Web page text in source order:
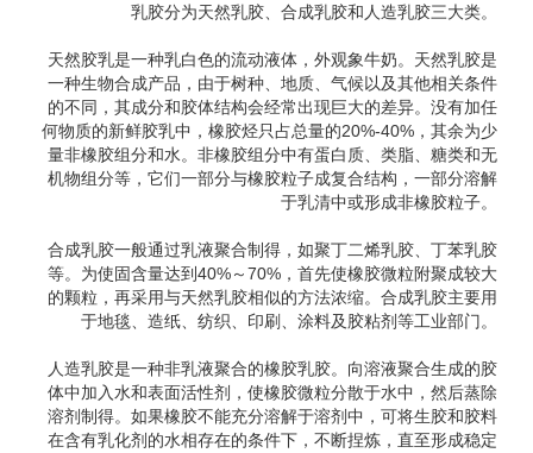
乳胶分为天然乳胶、合成乳胶和人造乳胶三大类。
天然胶乳是一种乳白色的流动液体，外观象牛奶。天然乳胶是
一种生物合成产品，由于树种、地质、气候以及其他相关条件
的不同，其成分和胶体结构会经常出现巨大的差异。没有加任
何物质的新鲜胶乳中，橡胶烃只占总量的20%-40%，其余为少
量非橡胶组分和水。非橡胶组分中有蛋白质、类脂、糖类和无
机物组分等，它们一部分与橡胶粒子成复合结构，一部分溶解
于乳清中或形成非橡胶粒子。
合成乳胶一般通过乳液聚合制得，如聚丁二烯乳胶、丁苯乳胶
等。为使固含量达到40%～70%，首先使橡胶微粒附聚成较大
的颗粒，再采用与天然乳胶相似的方法浓缩。合成乳胶主要用
于地毯、造纸、纺织、印刷、涂料及胶粘剂等工业部门。
人造乳胶是一种非乳液聚合的橡胶乳胶。向溶液聚合生成的胶
体中加入水和表面活性剂，使橡胶微粒分散于水中，然后蒸除
溶剂制得。如果橡胶不能充分溶解于溶剂中，可将生胶和胶料
在含有乳化剂的水相存在的条件下，不断捏炼，直至形成稳定